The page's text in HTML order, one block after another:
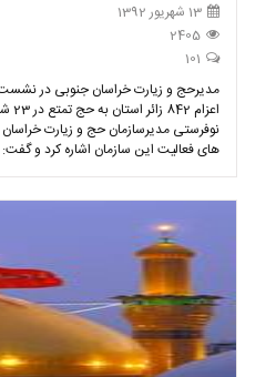
13 شهریور 1392
2405
101
مدیرحج و زیارت خراسان جنوبی در نشست
نوفرستی مدیرسازمان حج و زیارت
های فعالیت این سازمان اشاره کرد و